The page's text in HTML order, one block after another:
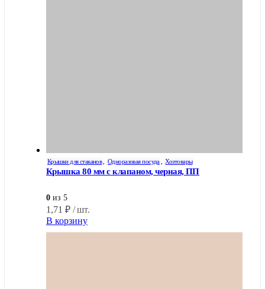
Крышки для стаканов Одноразовая посуда Хозтовары
Крышка 80 мм с клапаном, черная, ПП
0 из 5
1,71 ₽ / шт.
В корзину